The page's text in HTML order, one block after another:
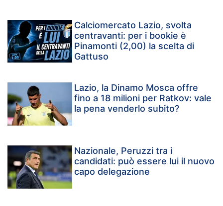
Calciomercato Lazio, svolta
centravanti: per i bookie è
Pinamonti (2,00) la scelta di
Gattuso
Lazio, la Dinamo Mosca offre
fino a 18 milioni per Ratkov: vale
la pena venderlo subito?
Nazionale, Peruzzi tra i
candidati: può essere lui il nuovo
capo delegazione